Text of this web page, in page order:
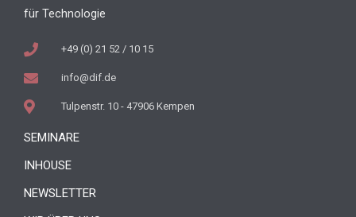
für Technologie
+49 (0) 21 52 / 10 15
info@dif.de
Tulpenstr. 10 - 47906 Kempen
SEMINARE
INHOUSE
NEWSLETTER